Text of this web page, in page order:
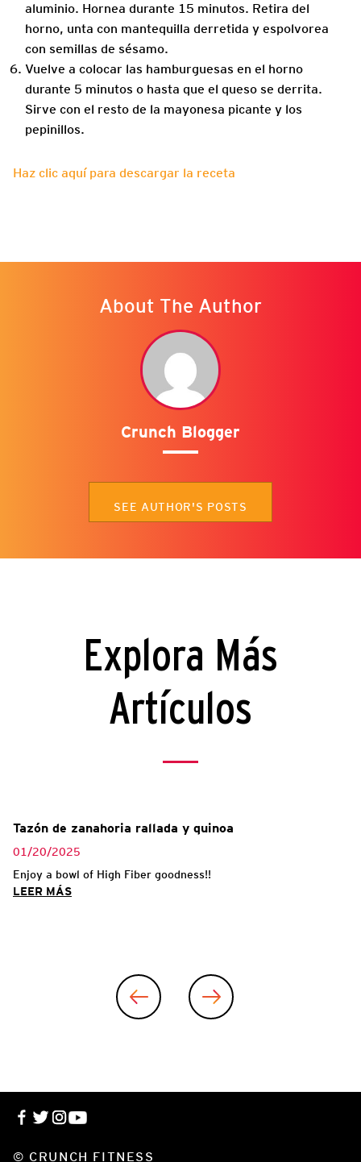
aluminio. Hornea durante 15 minutos. Retira del
horno, unta con mantequilla derretida y espolvorea
con semillas de sésamo.
Vuelve a colocar las hamburguesas en el horno
durante 5 minutos o hasta que el queso se derrita.
Sirve con el resto de la mayonesa picante y los
pepinillos.
Haz clic aquí para descargar la receta
About The Author
Crunch Blogger
SEE AUTHOR'S POSTS
Explora Más
Artículos
Tazón de zanahoria rallada y quinoa
01/20/2025
Enjoy a bowl of High Fiber goodness!!
LEER MÁS
© CRUNCH FITNESS